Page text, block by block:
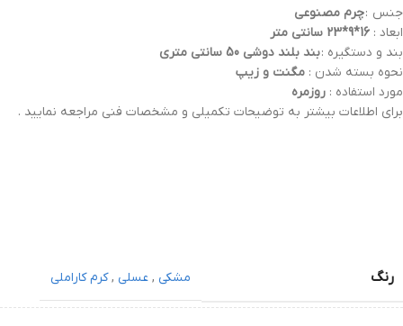
جنس :چرم مصنوعی
ابعاد : 16*9*23 سانتی متر
بند و دستگیره :بند بلند دوشی 50 سانتی متری
نحوه بسته شدن : مگنت و زیپ
مورد استفاده : روزمره
برای اطلاعات بیشتر به توضیحات تکمیلی و مشخصات فنی مراجعه نمایید .
رنگ مشکی , عسلی ,کرم کاراملی